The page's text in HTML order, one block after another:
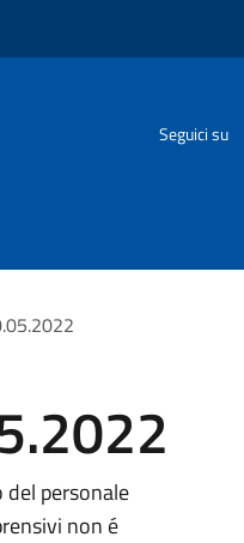
Seguici su
personale
non é